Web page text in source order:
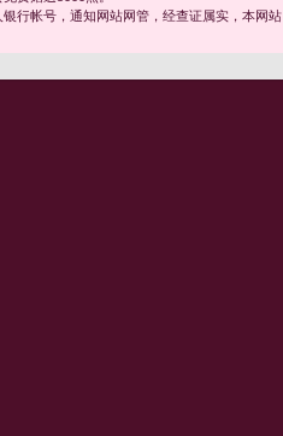
行帐号，通知网站网管，经查证属实，本网站